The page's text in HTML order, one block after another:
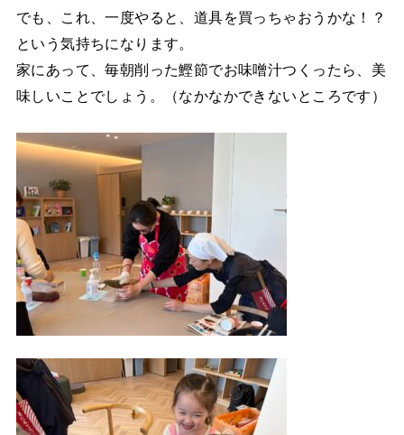
でも、これ、一度やると、道具を買っちゃおうかな！？
という気持ちになります。
家にあって、毎朝削った鰹節でお味噌汁つくったら、美
味しいことでしょう。（なかなかできないところです）